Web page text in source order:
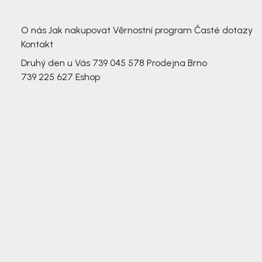
O nás Jak nakupovat Věrnostní program Časté dotazy
Kontakt
Druhý den u Vás 739 045 578 Prodejna Brno
739 225 627 Eshop